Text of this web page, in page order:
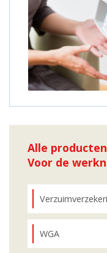
Alle
Voor de
WGA